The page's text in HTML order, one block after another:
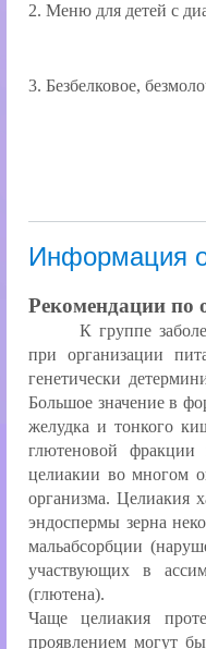
2. Меню для детей с
3. Безбелковое,
Информация о
Рекомендации по
К группе
при организации
генетически
Большое значение в
желудка и тонкого
глютеновой фракции
целиакии во многом
организма. Целиакия
эндоспермы зерна
мальабсорбции
участвующих в
(глютена).
Чаще целиакия
проявлением могут